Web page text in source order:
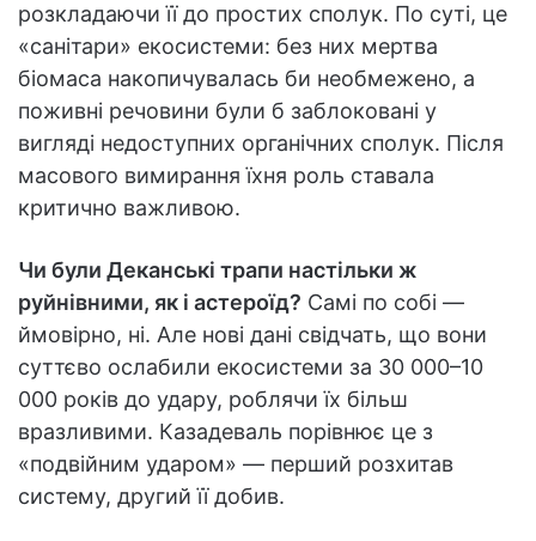
розкладаючи її до простих сполук. По суті, це
«санітари» екосистеми: без них мертва
біомаса накопичувалась би необмежено, а
поживні речовини були б заблоковані у
вигляді недоступних органічних сполук. Після
масового вимирання їхня роль ставала
критично важливою.
Чи були Деканські трапи настільки ж
руйнівними, як і астероїд? Самі по собі —
ймовірно, ні. Але нові дані свідчать, що вони
суттєво ослабили екосистеми за 30 000–10
000 років до удару, роблячи їх більш
вразливими. Казадеваль порівнює це з
«подвійним ударом» — перший розхитав
систему, другий її добив.